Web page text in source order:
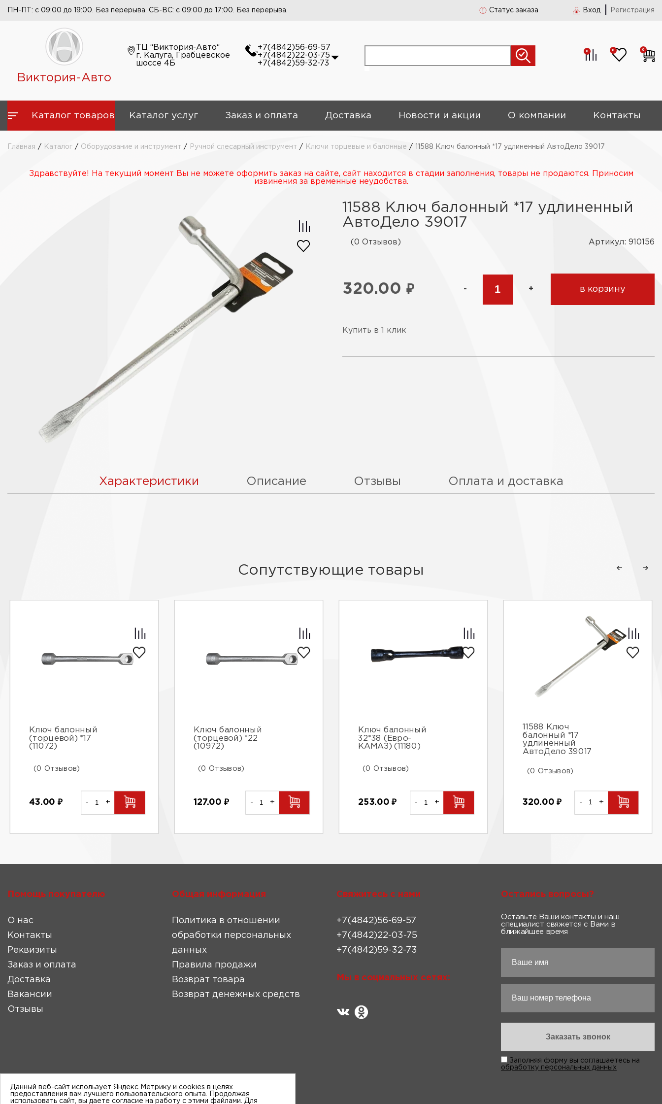
ПН-ПТ: с 09:00 до 19:00. Без перерыва. СБ-ВС: с 09:00 до 17:00. Без перерыва. Статус заказа Вход Регистрация
Виктория-Авто
ТЦ “Виктория-Авто“
г. Калуга, Грабцевское
шоссе 4Б
+7(4842)56-69-57
+7(4842)22-03-75
+7(4842)59-32-73
0 0 0
Каталог товаров Каталог услуг Заказ и оплата Доставка Новости и акции О компании Контакты
Главная / Каталог / Оборудование и инструмент / Ручной слесарный инструмент / Ключи торцевые и балонные / 11588 Ключ балонный *17 удлиненный АвтоДело 39017
Здравствуйте! На текущий момент Вы не можете оформить заказ на сайте, сайт находится в стадии заполнения, товары не продаются. Приносим
извинения за временные неудобства.
11588 Ключ балонный *17 удлиненный
АвтоДело 39017
(0 Отзывов) Артикул: 910156
320.00 ₽ - + в корзину
Купить в 1 клик
Характеристики Описание Отзывы Оплата и доставка
Сопутствующие товары
Ключ балонный
(торцевой) *17
(11072)
(0 Отзывов)
43.00 ₽ - +
Ключ балонный
(торцевой) *22
(10972)
(0 Отзывов)
127.00 ₽ - +
Ключ балонный
32*38 (Евро-
КАМАЗ) (11180)
(0 Отзывов)
253.00₽ - +
11588 Ключ
балонный *17
удлиненный
АвтоДело 39017
(0 Отзывов)
320.00₽ - +
Помощь покупателю
О нас
Контакты
Реквизиты
Заказ и оплата
Доставка
Вакансии
Отзывы
Общая информация
Политика в отношении
обработки персональных
данных
Правила продажи
Возврат товара
Возврат денежных средств
Свяжитесь с нами
+7(4842)56-69-57
+7(4842)22-03-75
+7(4842)59-32-73
Мы в социальных сетях:
Остались вопросы?
Оставьте Ваши контакты и наш
специалист свяжется с Вами в
ближайшее время
Заполняя форму вы соглашаетесь на
обработку персональных данных
Данный веб-сайт использует Яндекс Метрику и cookies в целях
предоставления вам лучшего пользовательского опыта. Продолжая
использовать сайт, вы даете согласие на работу с этими файлами. Для